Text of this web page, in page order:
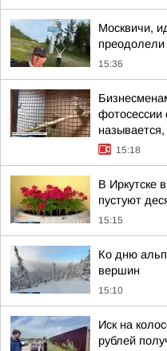
Москвичи,
преодолели
15:36
фотосессии
15:18
В Иркутске
пустуют
15:15
Ко дню
вершин
15:10
Иск на
рублей